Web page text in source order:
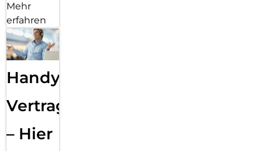
Mehr
erfahren
Handy
Vertragsabwicklung
– Hier